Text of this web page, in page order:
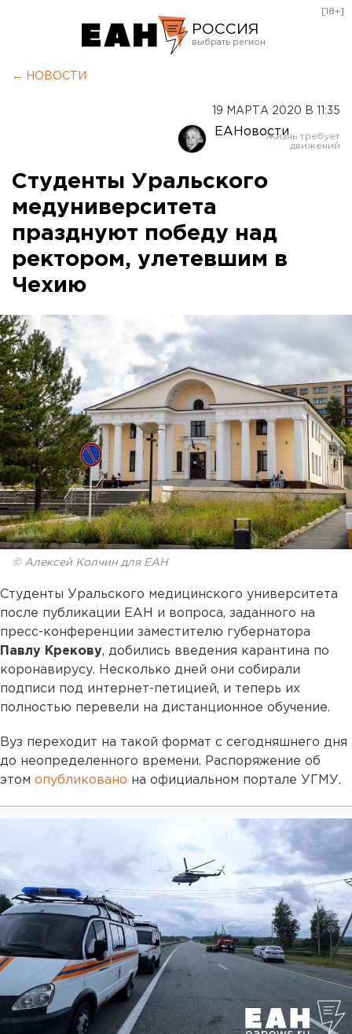
РОССИЯ
Оренбург
[18+]
← НОВОСТИ
19 МАРТА 2020 В 11:35
ЕАНовости
Студенты Уральского
медуниверситета
празднуют победу над
ректором, улетевшим в
Чехию
© Алексей Колчин для ЕАН
Студенты Уральского медицинского университета
после публикации ЕАН и вопроса, заданного на
пресс-конференции заместителю губернатора
Павлу Крекову, добились введения карантина по
коронавирусу. Несколько дней они собирали
подписи под интернет-петицией, и теперь их
полностью перевели на дистанционное обучение.
Вуз переходит на такой формат с сегодняшнего дня
до неопределенного времени. Распоряжение об
этом опубликовано на официальном портале УГМУ.